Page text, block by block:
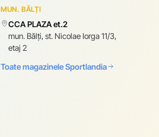
MUN. BĂLȚI
CCA PLAZA et.2
mun. Bălți, st. Nicolae Iorga 11/3,
etaj 2
Toate magazinele Sportlandia